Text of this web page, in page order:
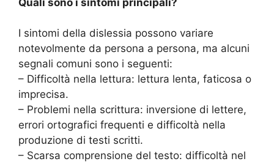
I sintomi della dislessia possono variare
notevolmente da persona a persona, ma alcuni
segnali comuni sono i seguenti:
– Difficoltà nella lettura: lettura lenta, faticosa o
imprecisa.
– Problemi nella scrittura: inversione di lettere,
errori ortografici frequenti e difficoltà nella
produzione di testi scritti.
– Scarsa comprensione del testo: difficoltà nel